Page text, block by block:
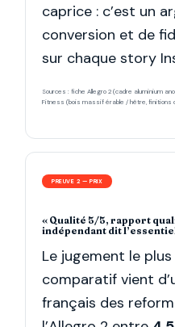
caprice : c’est un
conversion et de
sur chaque story
Sources : fiche Allegro 2 (cadre aluminium
Fitness (bois massif érable / hêtre, finitions
PREUVE 2 — PRIX
« Qualité 5/5, rapport
indépendant dit
Le jugement le
comparatif vient
français des